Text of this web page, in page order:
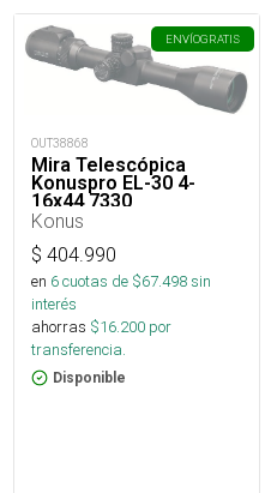
ENVÍOGRATIS
OUT38868
Mira Telescópica
Konuspro EL-30 4-
16x44 7330
Konus
$ 404.990
en 6cuotas de $67.498sin
interés
ahorras $16.200 por
transferencia.
Disponible